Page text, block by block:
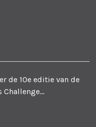
de 10e editie van de
Challenge...